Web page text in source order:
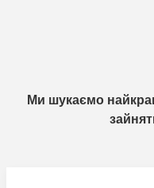
Ми шукаємо